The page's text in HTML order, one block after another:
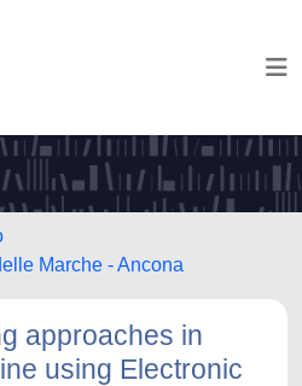
Marche - Ancona
approaches in
using Electronic